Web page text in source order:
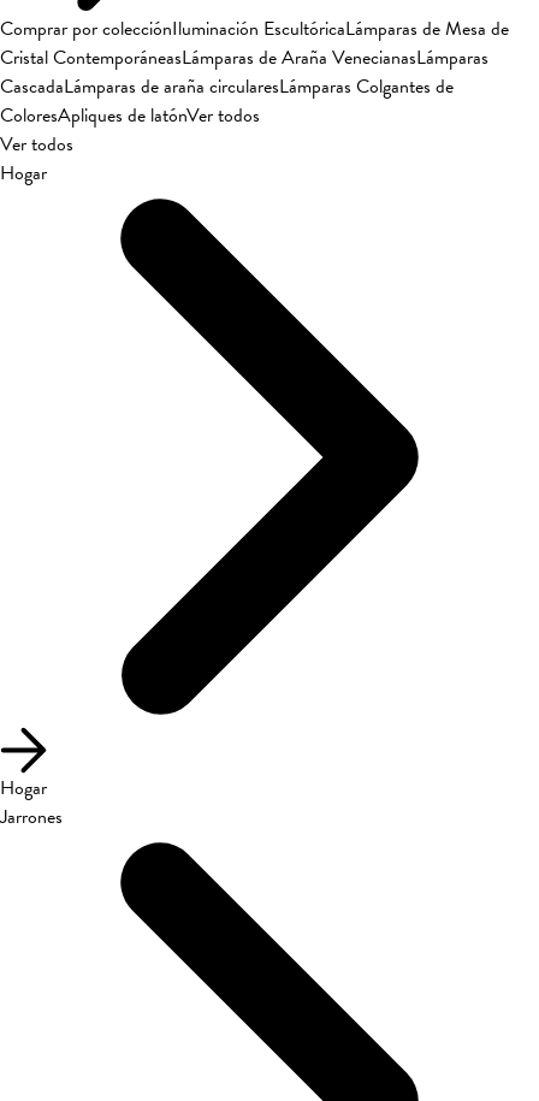
Comprar por colecciónIluminación EscultóricaLámparas de Mesa de
Cristal ContemporáneasLámparas de Araña VenecianasLámparas
CascadaLámparas de araña circularesLámparas Colgantes de
ColoresApliques de latónVer todos
Ver todos
Hogar
Hogar
Jarrones